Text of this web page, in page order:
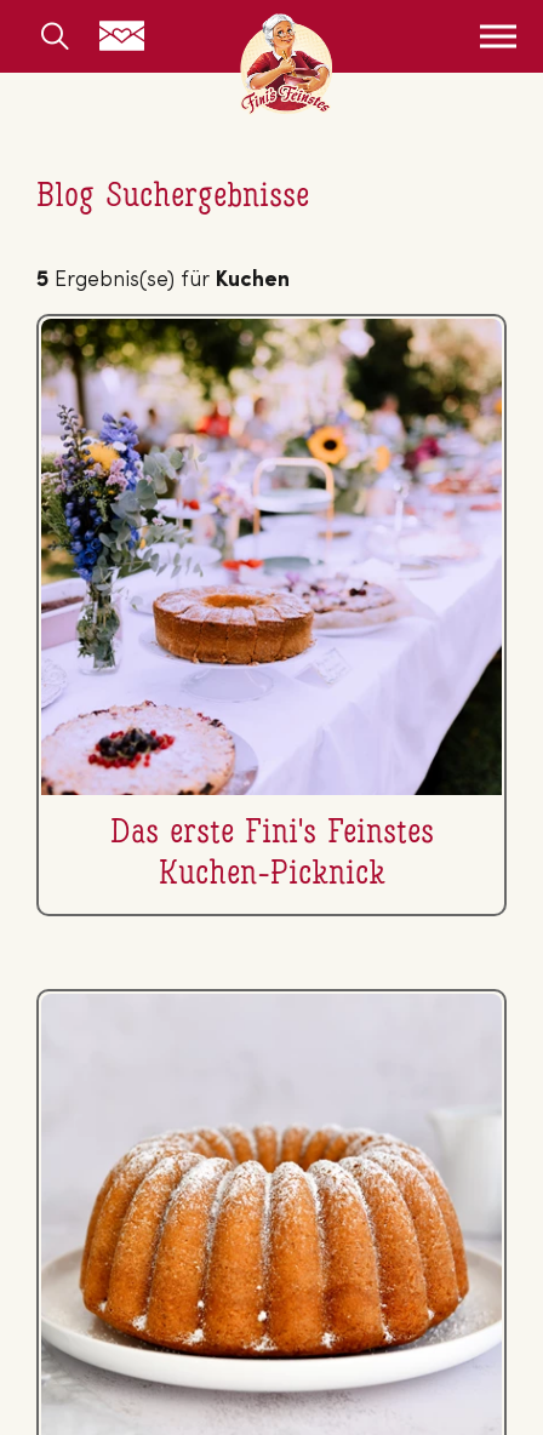
Blog Suchergebnisse
5 Ergebnis(se) für Kuchen
Das erste Fini's Feinstes
Kuchen-Picknick